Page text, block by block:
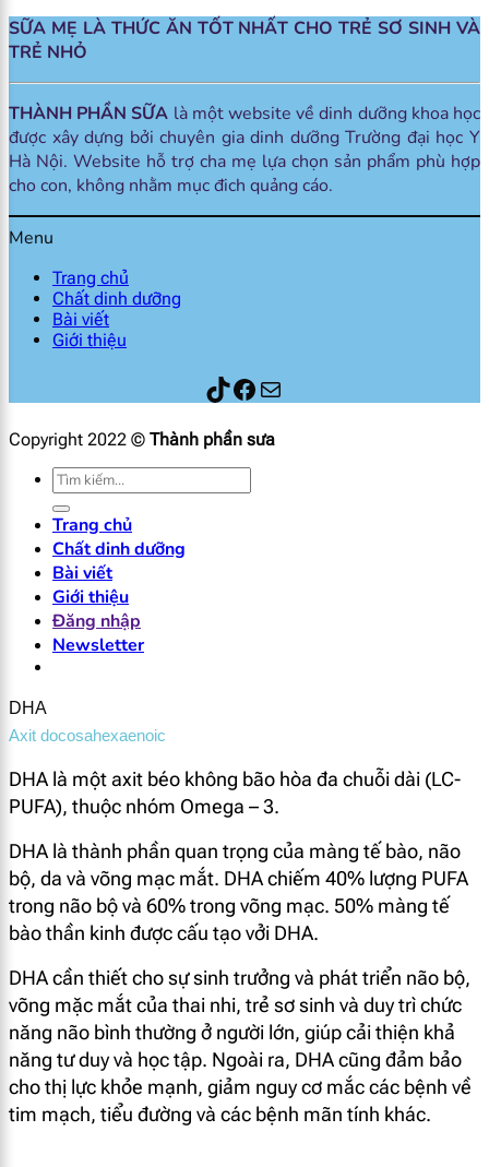
SỮA MẸ LÀ THỨC ĂN TỐT NHẤT CHO TRẺ SƠ SINH VÀ
TRẺ NHỎ
THÀNH PHẦN SỮA là một website về dinh dưỡng khoa học
được xây dựng bởi chuyên gia dinh dưỡng Trường đại học Y
Hà Nội. Website hỗ trợ cha mẹ lựa chọn sản phẩm phù hợp
cho con, không nhằm mục đich quảng cáo.
Menu
Trang chủ
Chất dinh dưỡng
Bài viết
Giới thiệu
Thành phần sữaFacebook
Mail
Copyright 2022 © Thành phần sưa
Tìm
kiếm:
Trang chủ
Chất dinh dưỡng
Bài viết
Giới thiệu
Đăng nhập
Newsletter
DHA
Axit docosahexaenoic
DHA là một axit béo không bão hòa đa chuỗi dài (LC-
PUFA), thuộc nhóm Omega – 3.
DHA là thành phần quan trọng của màng tế bào, não
bộ, da và võng mạc mắt. DHA chiếm 40% lượng PUFA
trong não bộ và 60% trong võng mạc. 50% màng tế
bào thần kinh được cấu tạo vởi DHA.
DHA cần thiết cho sự sinh trưởng và phát triển não bộ,
võng mặc mắt của thai nhi, trẻ sơ sinh và duy trì chức
năng não bình thường ở người lớn, giúp cải thiện khả
năng tư duy và học tập. Ngoài ra, DHA cũng đảm bảo
cho thị lực khỏe mạnh, giảm nguy cơ mắc các bệnh về
tim mạch, tiểu đường và các bệnh mãn tính khác.